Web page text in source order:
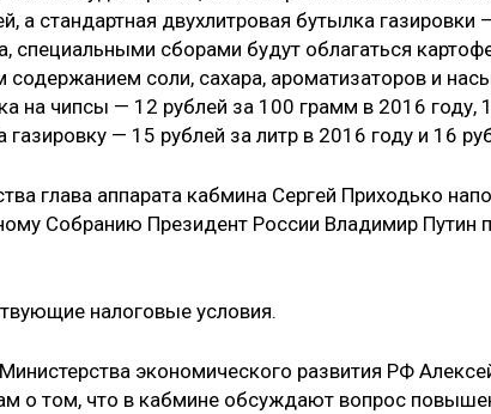
а стандартная двухлитровая бутылка газировки
специальными сборами будут облагаться
содержанием соли, сахара, ароматизаторов и
на чипсы — 12 рублей за 100 грамм в 2016 году,
— 15 рублей за литр в 2016 году и 16
глава аппарата кабмина Сергей Приходько
Собранию Президент России Владимир Путин
налоговые условия.
экономического развития РФ
о том, что в кабмине обсуждают вопрос